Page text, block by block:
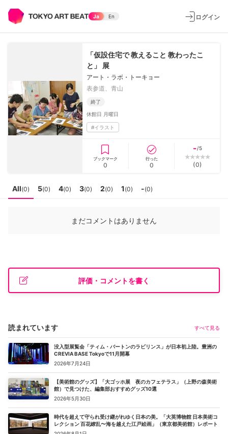
Ja En ログイン
「仮設住宅で 教えること 教わったこ
と」 展
アート・ラボ・トーキョー
表参道、青山
終了
休館日 月曜日
#イラスト
ブックマーク
0
行った
0
-/5
(0)
All(0) 5(0) 4(0) 3(0) 2(0) 1(0) -(0)
まだコメントはありません
評価・コメントを書く
読まれています すべて見る
没入型展覧会「ティム・バートンのラビリンス」が日本初上陸。豊洲の
CREVIA BASE Tokyoで11月開幕
2026年7月24日
【美術館のグッズ】「大ゴッホ展 夜のカフェテラス」（上野の森美術
館）で見つけた、編集部おすすめグッズ10選
2026年5月30日
時代を超えて守られ受け継がれゆく日本の美。「大英博物館 日本美術コ
レクション 百花繚乱〜海を越えた江戸絵画」（東京都美術館）レポート